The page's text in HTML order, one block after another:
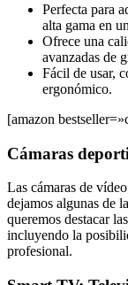
Perfecta para
alta gama en
Ofrece una
avanzadas de
Fácil de usar,
ergonómico.
[amazon
Cámaras
Las cámaras de
dejamos algunas de
queremos destacar las
incluyendo la
profesional.